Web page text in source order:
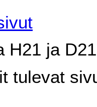
H21 ja
tulevat